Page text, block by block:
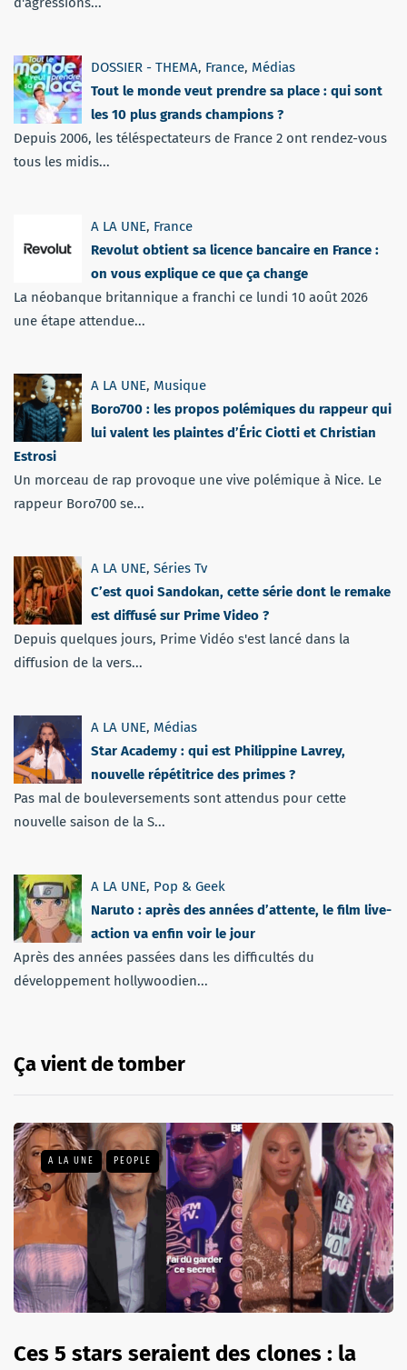
DOSSIER - THEMA, France, Médias
Tout le monde veut prendre sa place : qui sont
les 10 plus grands champions ?
Depuis 2006, les téléspectateurs de France 2 ont rendez-vous
tous les midis...
A LA UNE, France
Revolut obtient sa licence bancaire en France :
on vous explique ce que ça change
La néobanque britannique a franchi ce lundi 10 août 2026
une étape attendue...
A LA UNE, Musique
Boro700 : les propos polémiques du rappeur qui
lui valent les plaintes d’Éric Ciotti et Christian
Estrosi
Un morceau de rap provoque une vive polémique à Nice. Le
rappeur Boro700 se...
A LA UNE, Séries Tv
C’est quoi Sandokan, cette série dont le remake
est diffusé sur Prime Video ?
Depuis quelques jours, Prime Vidéo s'est lancé dans la
diffusion de la vers...
A LA UNE, Médias
Star Academy : qui est Philippine Lavrey,
nouvelle répétitrice des primes ?
Pas mal de bouleversements sont attendus pour cette
nouvelle saison de la S...
A LA UNE, Pop & Geek
Naruto : après des années d’attente, le film live-
action va enfin voir le jour
Après des années passées dans les difficultés du
développement hollywoodien...
Ça vient de tomber
A LA UNE PEOPLE
Ces 5 stars seraient des clones : la